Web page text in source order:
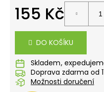
155 Kč
DO KOŠÍKU
Skladem
Doprava zdarma od
Možnosti doručení
D
p
u
č
u